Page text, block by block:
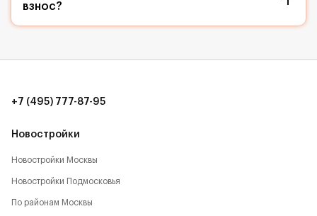
взнос?
Новостройки
Новостройки Москвы
Новостройки Подмосковья
По районам Москвы
+7 (495) 777-87-95